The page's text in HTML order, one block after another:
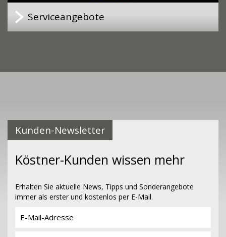
Serviceangebote
Kunden-Newsletter
Köstner-Kunden wissen mehr
Erhalten Sie aktuelle News, Tipps und Sonderangebote
immer als erster und kostenlos per E-Mail.